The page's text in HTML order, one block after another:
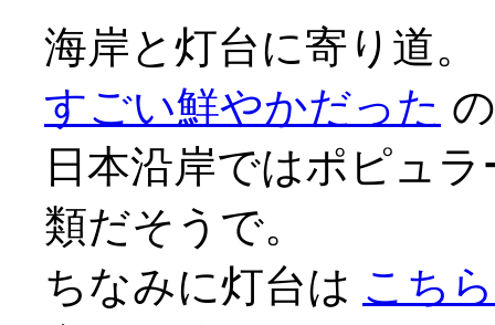
海岸と灯台に寄り道。
すごい鮮やかだった
日本沿岸ではポピュ
類だそうで。
ちなみに灯台は こち